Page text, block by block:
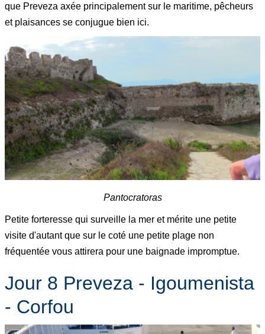
que Preveza axée principalement sur le maritime, pêcheurs
et plaisances se conjugue bien ici.
Pantocratoras
Petite forteresse qui surveille la mer et mérite une petite
visite d'autant que sur le coté une petite plage non
fréquentée vous attirera pour une baignade impromptue.
Jour 8 Preveza - Igoumenista
- Corfou